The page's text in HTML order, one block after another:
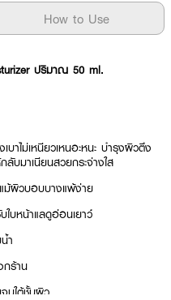
How to Use
ปริมาณ 50 ml.
บาไม่เหนียวเหนอะหนะ บำรุงผิวตึง
บมาเนียนสวยกระจ่างใส
แม้ผิวบอบบางแพ้ง่าย
ใบหน้าแลดูอ่อนเยาว์
ำ
ร้าน
นใต้ชั้นผิว